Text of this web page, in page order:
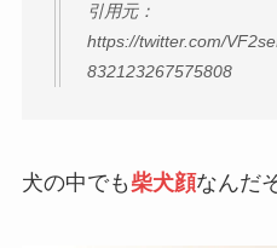
引用元：
https://twitter.com/
832123267575808
犬の中でも 柴犬顔なんだ